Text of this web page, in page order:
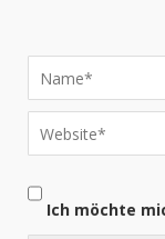
Ich möchte